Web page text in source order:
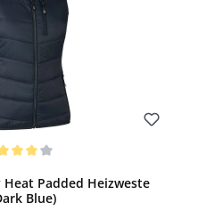
Padded Heizweste
Blue)